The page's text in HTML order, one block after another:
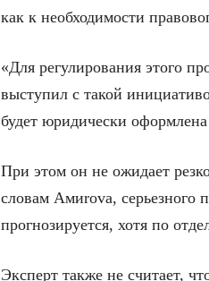
как к необходимости
«Для регулирования этого
выступил с такой
будет юридически
При этом он не ожидает
словам Амиrova, серьезного
прогнозируется, хотя по
Эксперт также не считает,